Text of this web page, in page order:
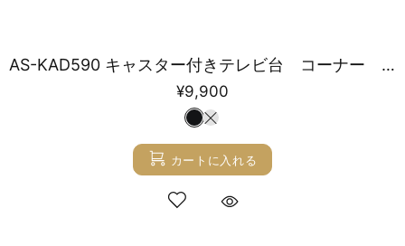
AS-KAD590 キャスター付きテレビ台 コーナー 幅59㎝
¥9,900
カートに入れる